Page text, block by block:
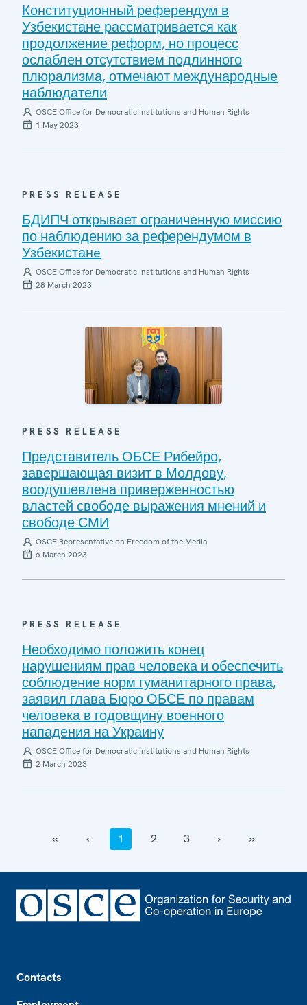
Конституционный референдум в
Узбекистане рассматривается как
продолжение реформ, но процесс
ослаблен отсутствием подлинного
плюрализма, отмечают международные
наблюдатели
OSCE Office for Democratic Institutions and Human Rights
1 May 2023
PRESS RELEASE
БДИПЧ открывает ограниченную миссию
по наблюдению за референдумом в
Узбекистанe
OSCE Office for Democratic Institutions and Human Rights
28 March 2023
PRESS RELEASE
Представитель ОБСЕ Рибейро,
завершающая визит в Молдову,
воодушевлена приверженностью
властей свободе выражения мнений и
свободе СМИ
OSCE Representative on Freedom of the Media
6 March 2023
PRESS RELEASE
Необходимо положить конец
нарушениям прав человека и обеспечить
соблюдение норм гуманитарного права,
заявил глава Бюро ОБСЕ по правам
человека в годовщину военного
нападения на Украину
OSCE Office for Democratic Institutions and Human Rights
2 March 2023
‹‹ ‹ 1 2 3 › ››
Contacts